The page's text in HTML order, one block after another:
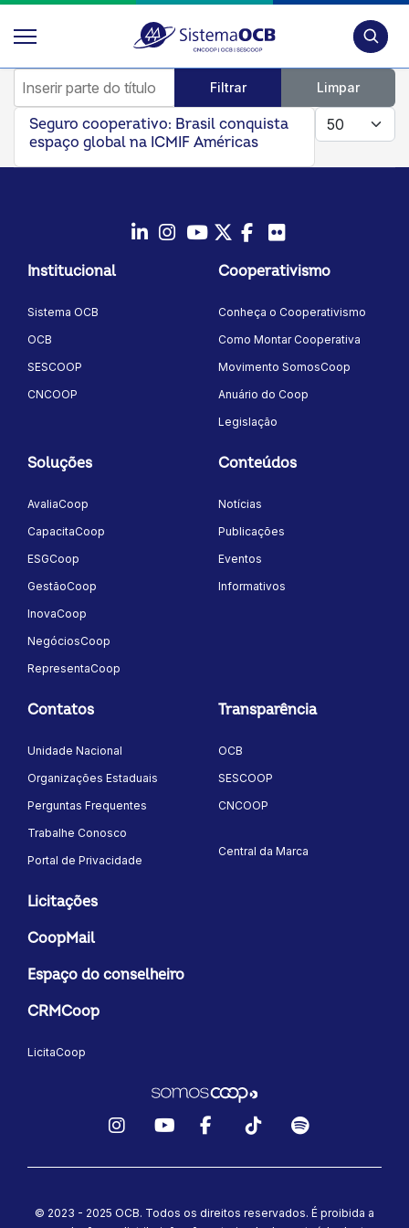
Inserir parte do título
Filtrar Limpar
Mostrar #
Seguro cooperativo: Brasil conquista
espaço global na ICMIF Américas
Instagram
YoutubeTwitter/X
Facebook
Institucional
Sistema OCB
OCB
SESCOOP
CNCOOP
Cooperativismo
Conheça o Cooperativismo
Como Montar Cooperativa
Movimento SomosCoop
Anuário do Coop
Legislação
Soluções
AvaliaCoop
CapacitaCoop
ESGCoop
GestãoCoop
InovaCoop
NegóciosCoop
RepresentaCoop
Conteúdos
Notícias
Publicações
Eventos
Informativos
Contatos
Unidade Nacional
Organizações Estaduais
Perguntas Frequentes
Trabalhe Conosco
Portal de Privacidade
Transparência
OCB
SESCOOP
CNCOOP
Central da Marca
Licitações
CoopMail
Espaço do conselheiro
CRMCoop
LicitaCoop
© 2023 - 2025 OCB. Todos os direitos reservados. É proibida a